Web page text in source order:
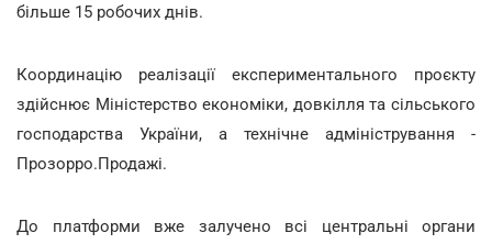
більше 15 робочих днів.
Координацію реалізації експериментального проєкту
здійснює Міністерство економіки, довкілля та сільського
господарства України, а технічне адміністрування -
Прозорро.Продажі.
До платформи вже залучено всі центральні органи